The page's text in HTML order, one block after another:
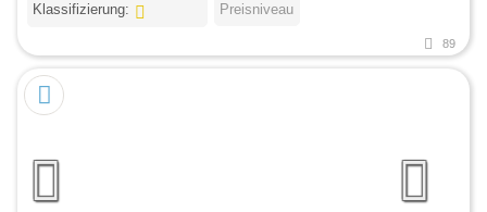
Klassifizierung: Preisniveau
89